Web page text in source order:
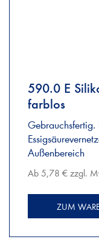
590.0 E
farblos
Gebrauchsfertig.
Außenbereich
Ab 5,78 € zzgl.
ZUM